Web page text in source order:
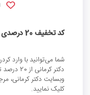
کد تخفیف 20 درصدی رژیم کتوویژن دکتر کرمانی
شما می‌توانید با وارد
دکتر
وبسایت دکتر کرمانی،
کلیک نمایید.